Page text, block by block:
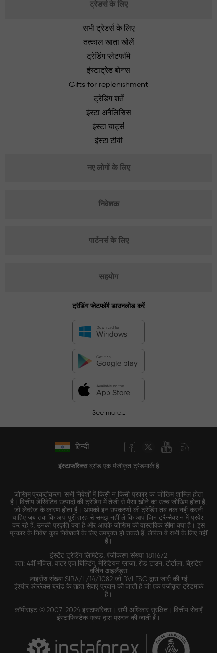
ट्रेडर्स के लिए
सभी ट्रेडर्स के लिए
तत्काल खाता खोलें
ट्रेडिंग प्लेटफॉर्म
इंस्टाट्रेड बोनस
Gifts for replenishment
ट्रेडिंग शर्तें
इंस्टा अनैलिसिस
इंस्टा चार्ट्स
इंस्टा टीवी
नए लोगों के लिए
निवेशक
पार्टनर्स के लिए
सहयोग
ट्रेडिंग प्लेटफॉर्म डाउनलोड करें
See more...
हिन्दी
इंस्टाफॉरेक्सब्रांड एक पंजीकृत ट्रेडमार्क है
जोखिम प्रकटीकरण: सभी निवेशों में किसी न किसी प्रकार का जोखिम शामिल होता
है। वित्तीय डेरिवेटिव उत्पादों की ट्रेडिंग में तेजी से पैसा खोने का उच्च जोखिम होता है,
जो लेवरेज के कारण होता है। आपको इन उपकरणों की ट्रेडिंग तब तक नहीं करनी
चाहिए जब तक कि आप पूरी तरह से समझ नहीं लें कि आप जिन ट्रैन्सैक्शन में प्रवेश
कर रहे हैं, उनकी प्रकृति क्या है और आपके जोखिम की वास्तविक सीमा क्या है। इस
प्रकार के निवेश कुछ निवेशकों के लिए उपयुक्त हो सकते हैं, लेकिन वे सभी के लिए नहीं
हैं।
इंस्टेंट ट्रेडिंग लिमिटेड, पंजीकरण संख्या 1811672
पता: 4वीं मंजिल, वाटर एज बिल्डिंग, मेरिडियन प्लाजा, रोड टाउन, टोर्टोला, ब्रिटिश
वर्जिन आइलैंड्स
लाइसेंस संख्या SIBA/L/14/1082 जो BVI FSC द्वारा जारी की गई
इंश्योर फोररेक्स ब्रांड के तहत सेवाएं प्रदान की जाती हैं जो एक पंजीकृत ट्रेडमार्क
है।
कॉपीराइट © 2007-2024 इंस्टाफॉरेक्स। सभी अधिकार सुरक्षित। वित्तीय सेवाएँ
इंस्टाफिनटेक ग्रुप द्वारा प्रदान की जाती हैं।